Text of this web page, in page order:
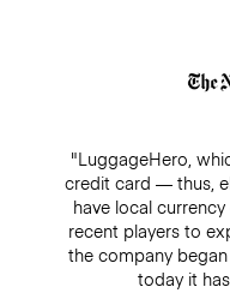
"LuggageHero,
credit card — thus,
have local
recent players to
the company
today it